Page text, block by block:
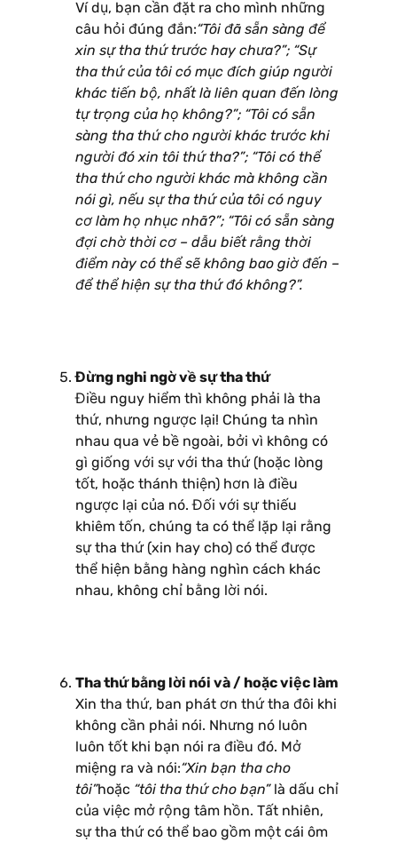
Ví dụ, bạn cần đặt ra cho mình những
câu hỏi đúng đắn:“Tôi đã sẵn sàng để
xin sự tha thứ trước hay chưa?”; “Sự
tha thứ của tôi có mục đích giúp người
khác tiến bộ, nhất là liên quan đến lòng
tự trọng của họ không?”; “Tôi có sẵn
sàng tha thứ cho người khác trước khi
người đó xin tôi thứ tha?”; “Tôi có thể
tha thứ cho người khác mà không cần
nói gì, nếu sự tha thứ của tôi có nguy
cơ làm họ nhục nhã?”; “Tôi có sẵn sàng
đợi chờ thời cơ – dẫu biết rằng thời
điểm này có thể sẽ không bao giờ đến –
để thể hiện sự tha thứ đó không?”.
Đừng nghi ngờ về sự tha thứ
Điều nguy hiểm thì không phải là tha
thứ, nhưng ngược lại! Chúng ta nhìn
nhau qua vẻ bề ngoài, bởi vì không có
gì giống với sự với tha thứ (hoặc lòng
tốt, hoặc thánh thiện) hơn là điều
ngược lại của nó. Đối với sự thiếu
khiêm tốn, chúng ta có thể lặp lại rằng
sự tha thứ (xin hay cho) có thể được
thể hiện bằng hàng nghìn cách khác
nhau, không chỉ bằng lời nói.
Tha thứ bằng lời nói và / hoặc việc làm
Xin tha thứ, ban phát ơn thứ tha đôi khi
không cần phải nói. Nhưng nó luôn
luôn tốt khi bạn nói ra điều đó. Mở
miệng ra và nói:“Xin bạn tha cho
tôi”hoặc “tôi tha thứ cho bạn” là dấu chỉ
của việc mở rộng tâm hồn. Tất nhiên,
sự tha thứ có thể bao gồm một cái ôm